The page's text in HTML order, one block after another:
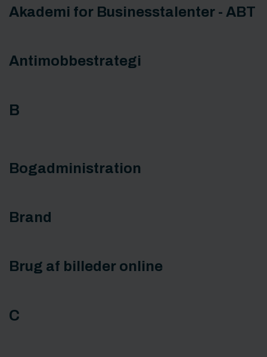
Akademi for Businesstalenter - ABT
Antimobbestrategi
B
Bogadministration
Brand
Brug af billeder online
C